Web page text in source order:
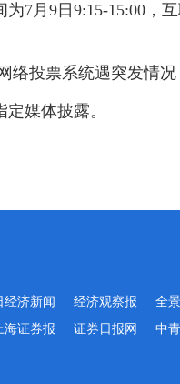
7月9日9:15-15:00，
投票系统遇突发情况
媒体披露。
经济新闻 经济观察报 全
海证券报 证券日报网 中